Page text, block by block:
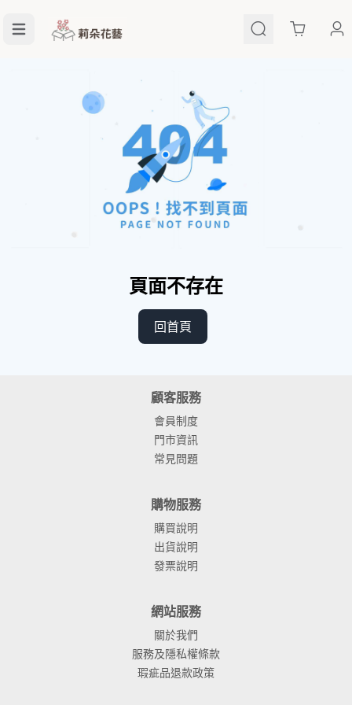
Cart
頁面不存在
回首頁
顧客服務
會員制度
門市資訊
常見問題
購物服務
購買說明
出貨說明
發票說明
網站服務
關於我們
服務及隱私權條款
瑕疵品退款政策